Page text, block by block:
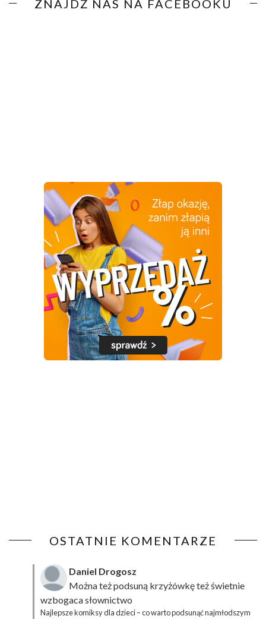
ZNAJDŹ NAS NA FACEBOOKU
OSTATNIE KOMENTARZE
Daniel Drogosz
Można też podsuną krzyżówkęteż świetnie
wzbogaca słownictwo
Najlepsze komiksy dla dzieci – co warto podsunąć najmłodszym